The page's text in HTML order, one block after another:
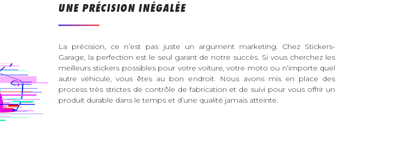
UNE PRÉCISION INÉGALÉE
La précision, ce n’est pas juste un argument marketing. Chez Stickers-
Garage, la perfection est le seul garant de notre succès. Si vous cherchez les
meilleurs stickers possibles pour votre voiture, votre moto ou n’importe quel
autre véhicule, vous êtes au bon endroit. Nous avons mis en place des
process très strictes de contrôle de fabrication et de suivi pour vous offrir un
produit durable dans le temps et d’une qualité jamais atteinte.